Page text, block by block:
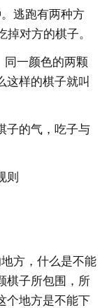
逃跑有两种方
对方的棋子。
同一颜色的两颗
这样的棋子就叫
子的气，吃子与
则
方，什么是不能
棋子所包围，所
个地方是不能下